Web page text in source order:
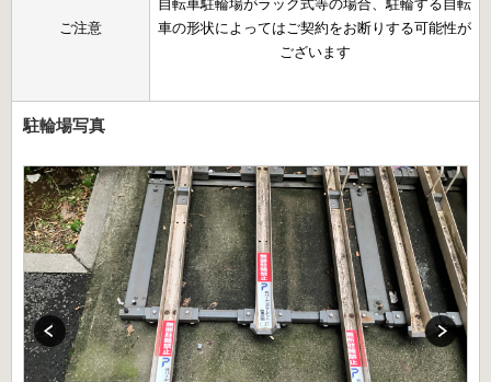
ご注意
自転車駐輪場がラック式等の場合、駐輪する自転
車の形状によってはご契約をお断りする可能性が
ございます
駐輪場写真